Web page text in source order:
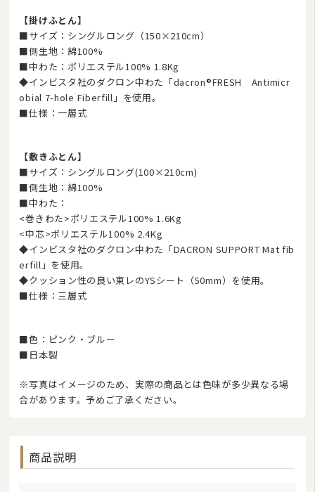
【掛けふとん】
■サイズ：シングルロング（150×210cm）
■側生地：綿100%
■中わた：ポリエステル100% 1.8Kg
◆インビスタ社のダクロン中わた「dacron®FRESH Antimicr
obial 7-hole Fiberfill」を使用。
■仕様：一層式
【敷きふとん】
■サイズ：シングルロング(100×210cm)
■側生地：綿100%
■中わた：
<巻きわた>ポリエステル100% 1.6Kg
<中芯>ポリエステル100% 2.4Kg
◆インビスタ社のダクロン中わた「DACRON SUPPORT Mat fib
erfill」を使用。
◆クッション性の良い東レのYSシート（50mm）を使用。
■仕様：三層式
■色：ピンク・ブルー
■日本製
※写真はイメージのため、実際の商品とは色味が多少異なる場
合があります。予めご了承ください。
商品説明